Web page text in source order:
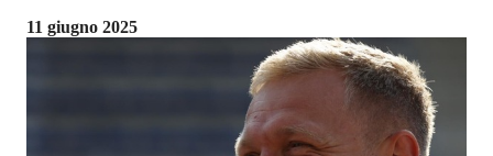
11 giugno 2025